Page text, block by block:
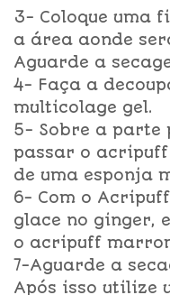
3- Coloque uma
a área aonde
Aguarde a
4- Faça a
multicolage gel.
5- Sobre a parte
passar o
de uma esponja
6- Com o
glace no ginger,
o acripuff
7-Aguarde a
Após isso utilize